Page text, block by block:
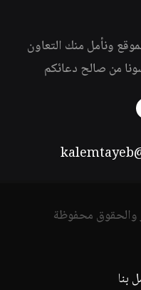
ونأمل منك التعاون
من صالح دعائكم
والحقوق محفوظة
بنا